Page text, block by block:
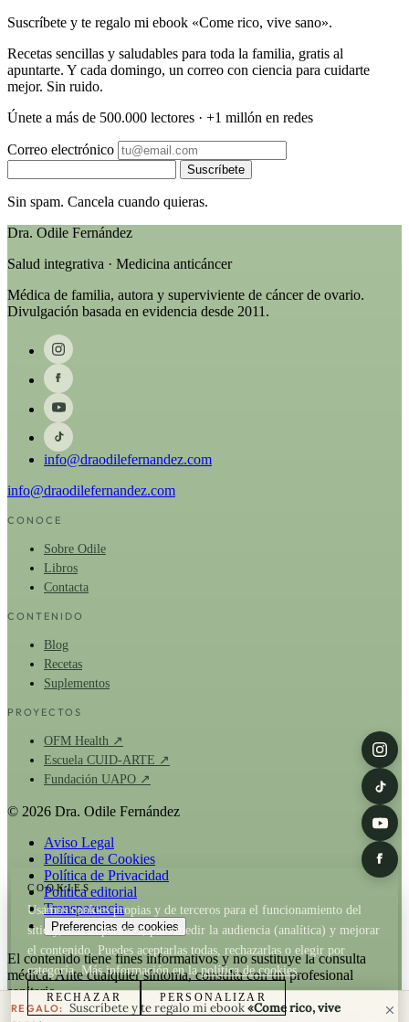
Suscríbete y te regalo mi ebook «Come rico, vive sano».
Recetas sencillas y saludables para toda la familia, gratis al
apuntarte. Y cada domingo, un correo con ciencia para cuidarte
mejor. Sin ruido.
Únete a más de 500.000 lectores · +1 millón en redes
Correo electrónico
Suscríbete
Sin spam. Cancela cuando quieras.
Dra. Odile Fernández
Salud integrativa · Medicina anticáncer
Médica de familia, autora y superviviente de cáncer de ovario.
Divulgación basada en evidencia desde 2011.
info@draodilefernandez.com
info@draodilefernandez.com
CONOCE
Sobre Odile
Libros
Contacta
CONTENIDO
Blog
Recetas
Suplementos
PROYECTOS
OFM Health ↗
Escuela CUID-ARTE ↗
Fundación UAPO ↗
© 2026 Dra. Odile Fernández
Aviso Legal
Política de Cookies
Política de Privacidad
Política editorial
Transparencia
Preferencias de cookies
El contenido tiene fines informativos y no sustituye la consulta
médica. Ante cualquier síntoma, consulta con un profesional
sanitario.
COOKIES
Usamos cookies propias y de terceros para el funcionamiento del
sitio y, con tu permiso, para medir la audiencia (analítica) y mejorar
el contenido. Puedes aceptarlas todas, rechazarlas o elegir por
categoría. Más información en lapolítica de cookies.
RECHAZAR
PERSONALIZAR
REGALO: Suscríbete y te regalo mi ebook«Come rico, vive